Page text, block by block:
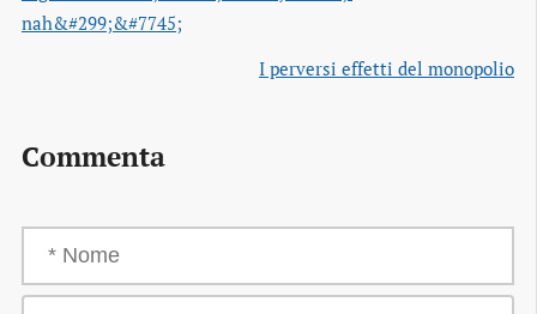
nah&#299;&#7745;
I perversi effetti del monopolio
Commenta